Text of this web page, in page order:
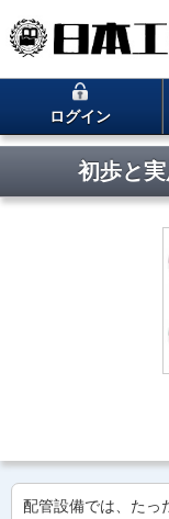
ログイン
初歩と
配管設備では、たっ